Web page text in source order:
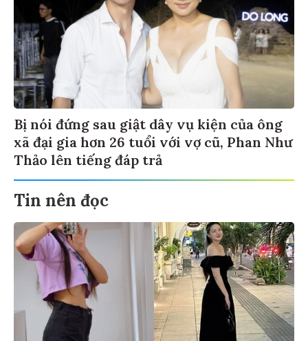
Bị nói đứng sau giật dây vụ kiện của ông
xã đại gia hơn 26 tuổi với vợ cũ, Phan Như
Thảo lên tiếng đáp trả
Tin nên đọc